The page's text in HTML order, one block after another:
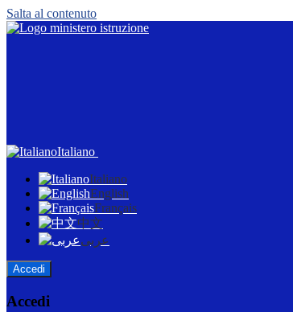
Salta al contenuto
Italiano
Italiano
English
Français
中文
عربى
Accedi
Accedi